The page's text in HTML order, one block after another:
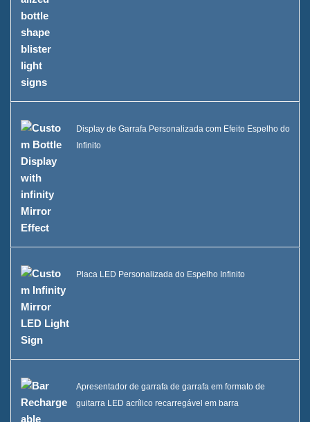
Display de Garrafa Personalizada com Efeito Espelho do
Infinito
Placa LED Personalizada do Espelho Infinito
Apresentador de garrafa de garrafa em formato de
guitarra LED acrílico recarregável em barra